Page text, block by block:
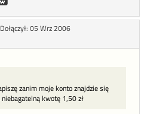
Dołączył: 05 Wrz 2006
zanim moje konto znajdzie się
kwotę 1,50 zł